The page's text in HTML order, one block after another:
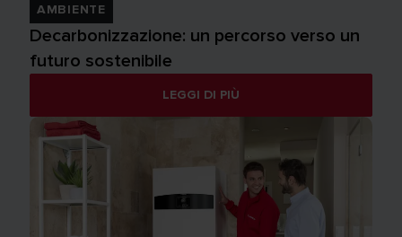
AMBIENTE
Decarbonizzazione: un percorso verso un
futuro sostenibile
LEGGI DI PIÙ